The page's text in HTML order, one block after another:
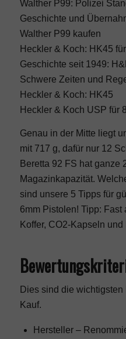
Walther P99: Polizei
Geschichte und
Walther P99 kaufen
Heckler & Koch: HK45
Geschichte seit 1949:
Schwere Zeiten und
Heckler & Koch: HK45
Heckler & Koch USP für
Genau in der Mitte liegt
mit 717 g, dafür nur 12
Beretta 92 FS hat ganze
Magazinkapazität.
sind unsere 5 Tipps für
6mm Pistolen! Tipp: Fast
Koffer, CO2-Kapseln und
Dies sind die
Kauf.
Hersteller –